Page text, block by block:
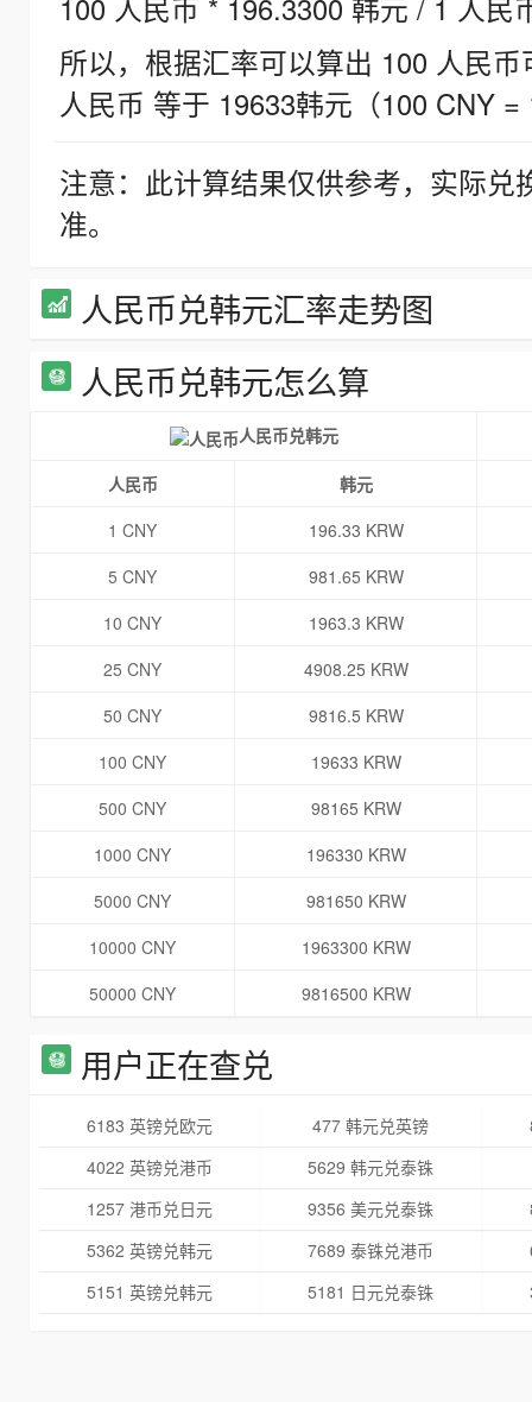
100 人民币 * 196.3300 韩元 / 1 人民
所以，根据汇率可以算出 100 人民
人民币 等于 19633韩元（100 CNY =
注意：此计算结果仅供参考，实际
准。
人民币兑韩元汇率走势图
人民币兑韩元怎么算
人民币兑韩元
人民币
韩元
1 CNY
196.33 KRW
5 CNY
981.65 KRW
10 CNY
1963.3 KRW
25 CNY
4908.25 KRW
50 CNY
9816.5 KRW
100 CNY
19633 KRW
500 CNY
98165 KRW
1000 CNY
196330 KRW
5000 CNY
981650 KRW
10000 CNY
1963300 KRW
50000 CNY
9816500 KRW
用户正在查兑
6183 英镑兑欧元 477 韩元兑英镑
4022 英镑兑港币
5629 韩元兑泰铢
1257 港币兑日元
9356 美元兑泰铢
5362 英镑兑韩元
7689 泰铢兑港币
5151 英镑兑韩元
5181 日元兑泰铢